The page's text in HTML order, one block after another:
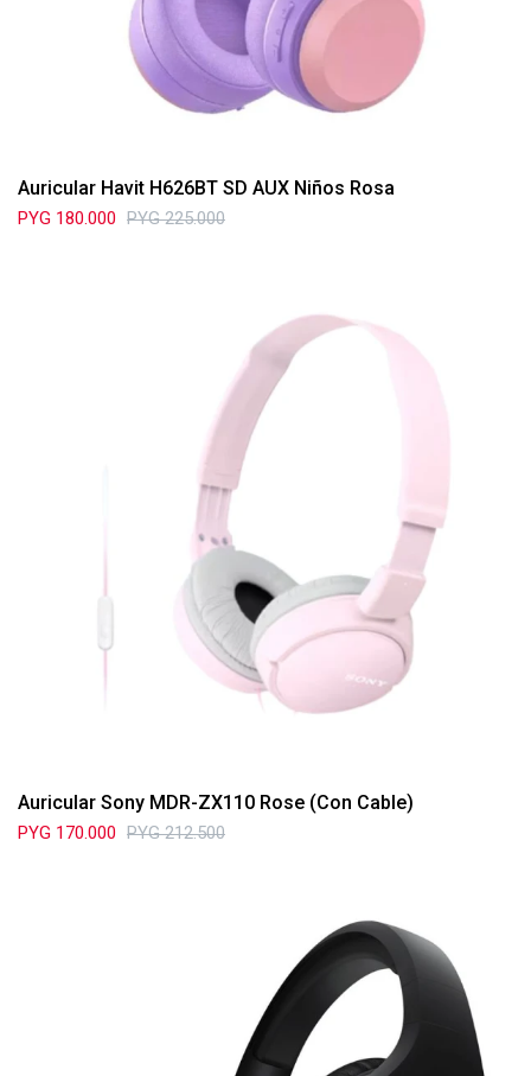
Auricular Havit H626BT SD AUX Niños Rosa
PYG 180.000 PYG 225.000
Auricular Sony MDR-ZX110 Rose (Con Cable)
PYG 170.000 PYG 212.500